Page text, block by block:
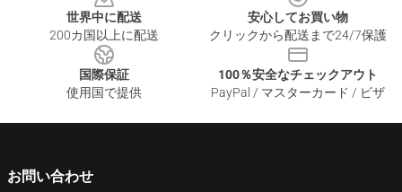
世界中に配送
200カ国以上に配送
安心してお買い物
クリックから配送まで24/7保護
国際保証
使用国で提供
100％安全なチェックアウト
PayPal / マスターカード / ビザ
お問い合わせ